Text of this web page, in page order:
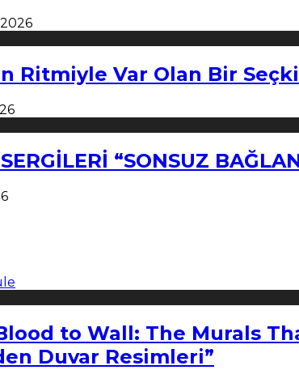
Ritmiyle Var Olan Bir
“SONSUZ
to Wall: The Murals
Duvar Resimleri”